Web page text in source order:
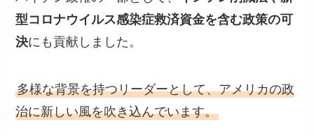
型コロナウイルス感染症救済資金を含む政策の可
決にも貢献しました。
多様な背景を持つリーダーとして、アメリカの政
治に新しい風を吹き込んでいます。